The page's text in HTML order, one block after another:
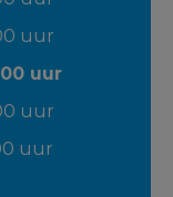
uur
uur
uur
uur